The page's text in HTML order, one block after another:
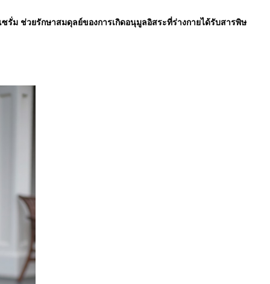
ซรั่ม ช่วยรักษาสมดุลย์ของการเกิดอนุมูลอิสระที่ร่างกายได้รับสารพิษ